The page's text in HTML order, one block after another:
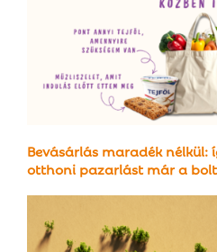
Bevásárlás maradék nélkül:
otthoni pazarlást már a